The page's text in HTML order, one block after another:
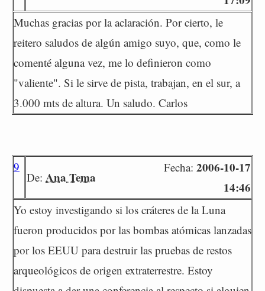
Muchas gracias por la aclaración. Por cierto, le
reitero saludos de algún amigo suyo, que, como le
comenté alguna vez, me lo definieron como
"valiente". Si le sirve de pista, trabajan, en el sur, a
3.000 mts de altura. Un saludo. Carlos
9
De: Ana Tema
Fecha: 2006-10-17
14:46
Yo estoy investigando si los cráteres de la Luna
fueron producidos por las bombas atómicas lanzadas
por los EEUU para destruir las pruebas de restos
arqueológicos de origen extraterrestre. Estoy